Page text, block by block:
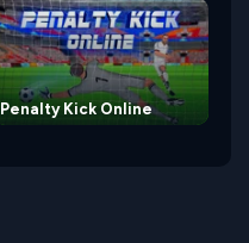
Penalty Kick Online